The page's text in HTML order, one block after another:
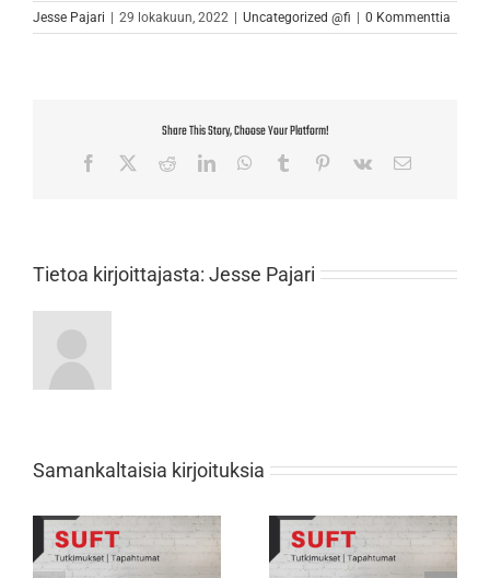
Jesse Pajari | 29 lokakuun, 2022 | Uncategorized @fi | 0 Kommenttia
Share This Story, Choose Your Platform!
Facebook RedditLinkedInWhatsApp
Tumblr Pinterest
Vk Sähköposti
Tietoa kirjoittajasta: Jesse Pajari
Samankaltaisia kirjoituksia